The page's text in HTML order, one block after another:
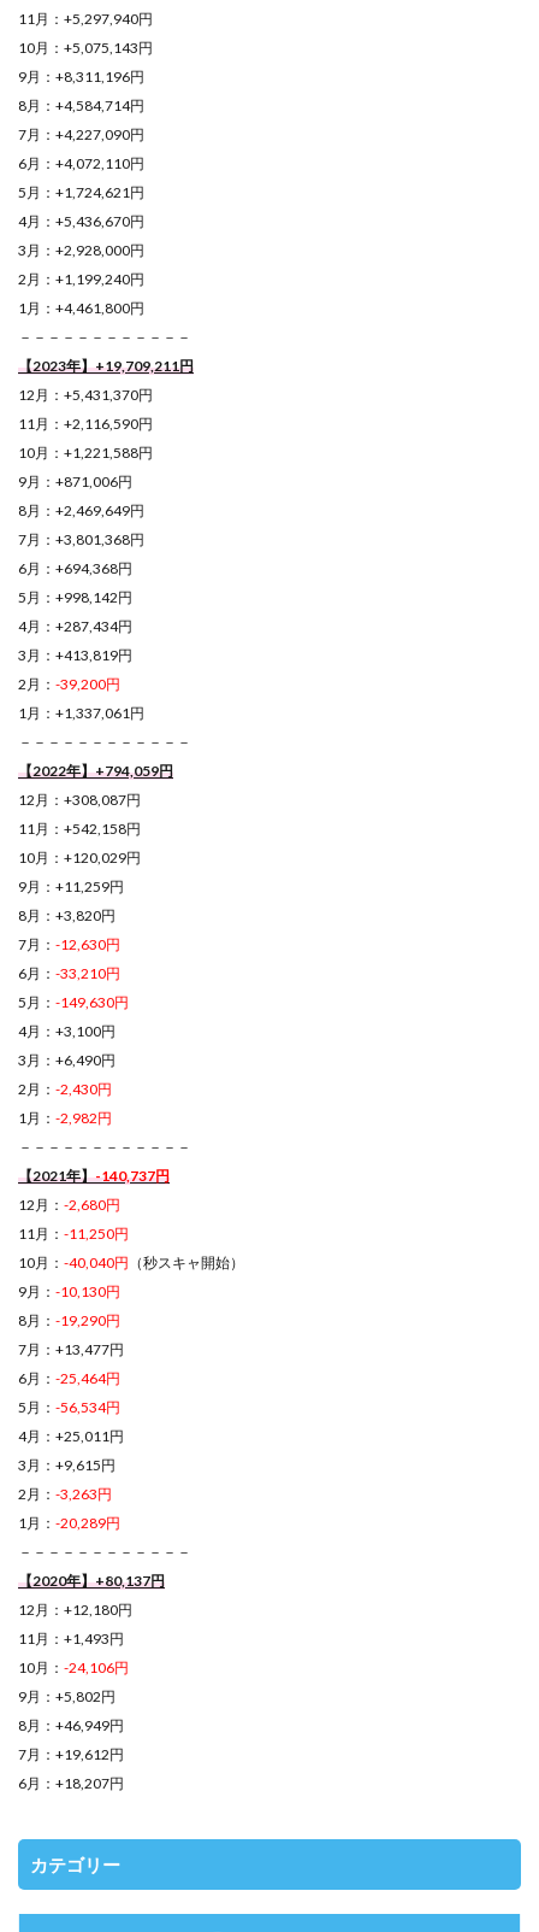
11月：+5,297,940円
10月：+5,075,143円
9月：+8,311,196円
8月：+4,584,714円
7月：+4,227,090円
6月：+4,072,110円
5月：+1,724,621円
4月：+5,436,670円
3月：+2,928,000円
2月：+1,199,240円
1月：+4,461,800円
－－－－－－－－－－－－
【2023年】+19,709,211円
12月：+5,431,370円
11月：+2,116,590円
10月：+1,221,588円
9月：+871,006円
8月：+2,469,649円
7月：+3,801,368円
6月：+694,368円
5月：+998,142円
4月：+287,434円
3月：+413,819円
2月： -39,200円
1月：+1,337,061円
－－－－－－－－－－－－
【2022年】+794,059円
12月：+308,087円
11月：+542,158円
10月：+120,029円
9月：+11,259円
8月：+3,820円
7月： -12,630円
6月： -33,210円
5月： -149,630円
4月：+3,100円
3月：+6,490円
2月： -2,430円
1月： -2,982円
－－－－－－－－－－－－
【2021年】-140,737円
12月： -2,680円
11月： -11,250円
10月： -40,040円 （秒スキャ開始）
9月： -10,130円
8月： -19,290円
7月：+13,477円
6月： -25,464円
5月： -56,534円
4月：+25,011円
3月：+9,615円
2月： -3,263円
1月： -20,289円
－－－－－－－－－－－－
【2020年】+80,137円
12月：+12,180円
11月：+1,493円
10月： -24,106円
9月：+5,802円
8月：+46,949円
7月：+19,612円
6月：+18,207円
カテゴリー